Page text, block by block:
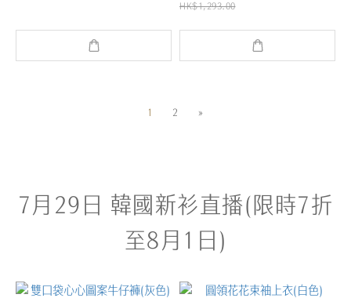
HK$1,293.00
1 2 »
7月29日 韓國新衫直播(限時7折
至8月1日)